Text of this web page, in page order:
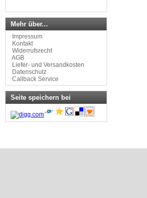
Mehr über...
Impressum
Kontakt
Widerrufsrecht
AGB
Liefer- und Versandkosten
Datenschutz
Callback Service
Seite speichern bei